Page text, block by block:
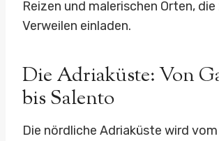
Reizen und malerischen Orten, die
Verweilen einladen.
Die Adriaküste: Von
bis Salento
Die nördliche Adriaküste wird